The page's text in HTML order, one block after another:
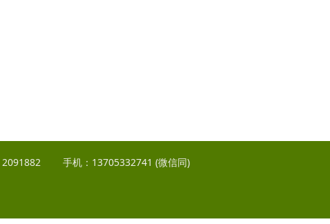
手机：13705332741 (微信同)